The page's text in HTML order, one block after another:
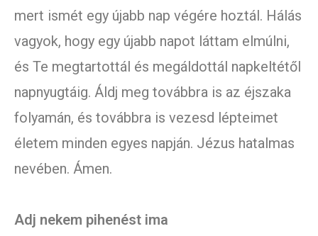
mert ismét egy újabb nap végére hoztál. Hálás
vagyok, hogy egy újabb napot láttam elmúlni,
és Te megtartottál és megáldottál napkeltétől
napnyugtáig. Áldj meg továbbra is az éjszaka
folyamán, és továbbra is vezesd lépteimet
életem minden egyes napján. Jézus hatalmas
nevében. Ámen.
Adj nekem pihenést ima